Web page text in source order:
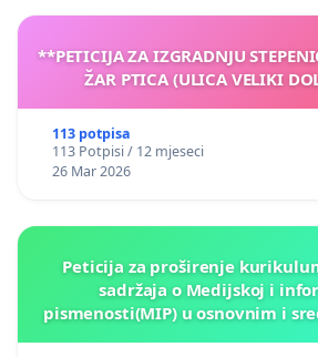
**PETICIJA ZA IZGRADNJU
ŽAR PTICA (ULICA VELIKI
113 potpisa
113 Potpisi / 12 mjeseci
26 Mar 2026
Peticija za proširenje
sadržaja o Medijskoj i
pismenosti(MIP) u osnovnim i